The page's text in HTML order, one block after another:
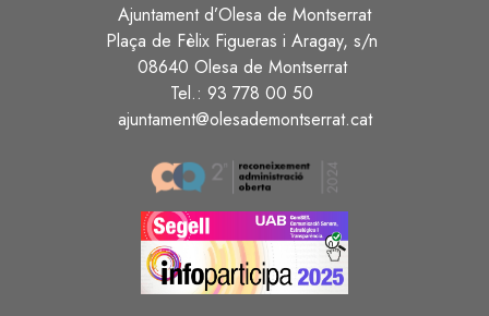
Ajuntament d’Olesa de Montserrat
Plaça de Fèlix Figueras i Aragay, s/n
08640 Olesa de Montserrat
Tel.: 93 778 00 50
ajuntament@olesademontserrat.cat
Image
Image